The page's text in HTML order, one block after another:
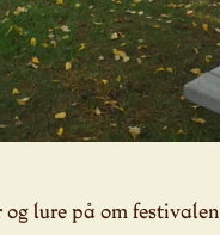
lure på om